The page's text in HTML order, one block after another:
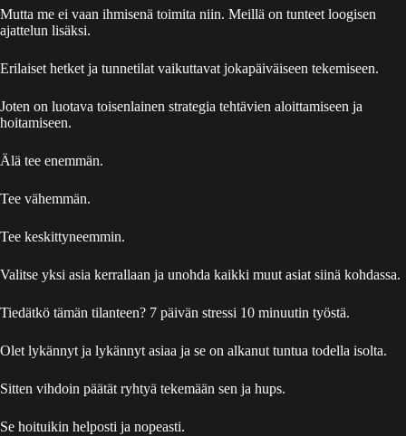
Mutta me ei vaan ihmisenä toimita niin. Meillä on tunteet loogisen
ajattelun lisäksi.
Erilaiset hetket ja tunnetilat vaikuttavat jokapäiväiseen tekemiseen.
Joten on luotava toisenlainen strategia tehtävien aloittamiseen ja
hoitamiseen.
Älä tee enemmän.
Tee vähemmän.
Tee keskittyneemmin.
Valitse yksi asia kerrallaan ja unohda kaikki muut asiat siinä kohdassa.
Tiedätkö tämän tilanteen? 7 päivän stressi 10 minuutin työstä.
Olet lykännyt ja lykännyt asiaa ja se on alkanut tuntua todella isolta.
Sitten vihdoin päätät ryhtyä tekemään sen ja hups.
Se hoituikin helposti ja nopeasti.